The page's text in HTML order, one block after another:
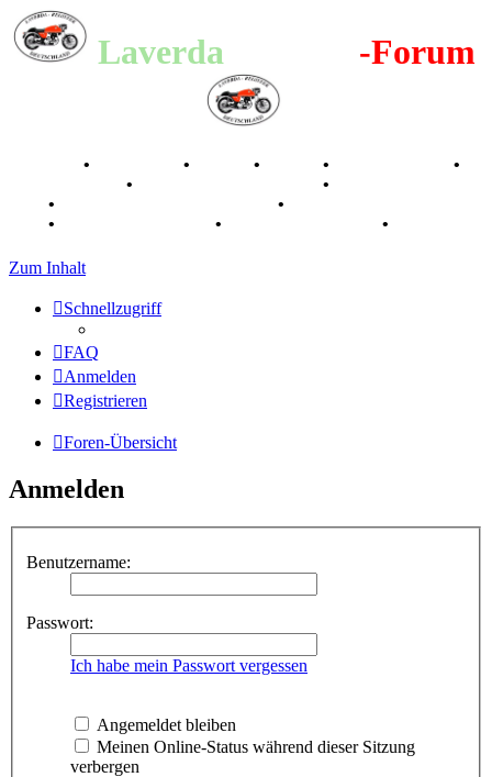
Laverda -Forum
• • • •
•
• •
• •
• • •
Zum Inhalt
Schnellzugriff
FAQ
Anmelden
Registrieren
Foren-Übersicht
Anmelden
Benutzername:
Passwort:
Ich habe mein Passwort vergessen
Angemeldet bleiben
Meinen Online-Status während dieser Sitzung
verbergen